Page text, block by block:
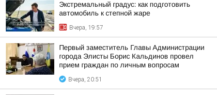
Экстремальный градус: как подготовить
автомобиль к степной жаре
Вчера, 19:57
Первый заместитель Главы Администрации
города Элисты Борис Кальдинов провел
прием граждан по личным вопросам
Вчера, 20:51